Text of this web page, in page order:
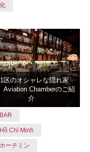
1区のオシャレな隠れ家
Aviation Chamberのご紹
介
Chí Minh
ーチミン